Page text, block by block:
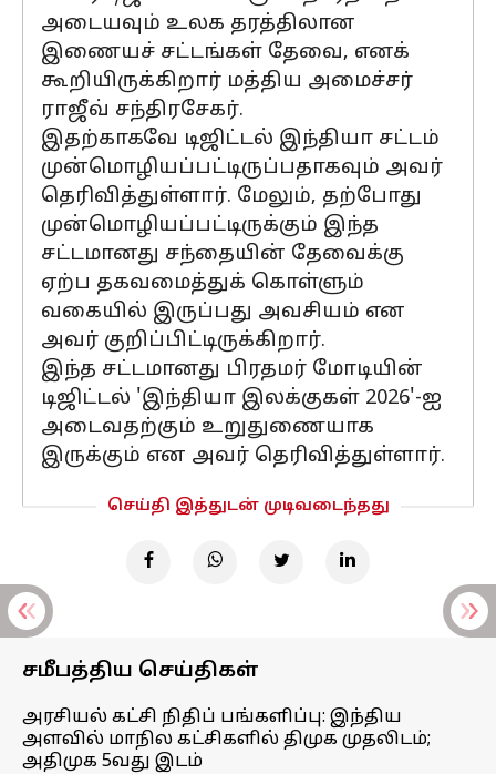
அடையவும் உலக தரத்திலான
இணையச் சட்டங்கள் தேவை, எனக்
கூறியிருக்கிறார் மத்திய அமைச்சர்
ராஜீவ் சந்திரசேகர்.
இதற்காகவே டிஜிட்டல் இந்தியா சட்டம்
முன்மொழியப்பட்டிருப்பதாகவும் அவர்
தெரிவித்துள்ளார். மேலும், தற்போது
முன்மொழியப்பட்டிருக்கும் இந்த
சட்டமானது சந்தையின் தேவைக்கு
ஏற்ப தகவமைத்துக் கொள்ளும்
வகையில் இருப்பது அவசியம் என
அவர் குறிப்பிட்டிருக்கிறார்.
இந்த சட்டமானது பிரதமர் மோடியின்
டிஜிட்டல் 'இந்தியா இலக்குகள் 2026'-ஐ
அடைவதற்கும் உறுதுணையாக
இருக்கும் என அவர் தெரிவித்துள்ளார்.
செய்தி இத்துடன் முடிவடைந்தது
சமீபத்திய செய்திகள்
அரசியல் கட்சி நிதிப் பங்களிப்பு: இந்திய
அளவில் மாநில கட்சிகளில் திமுக முதலிடம்;
அதிமுக 5வது இடம்